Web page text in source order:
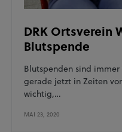
DRK Ortsverein
Blutspende
Blutspenden sind
gerade jetzt in Zeiten
wichtig,…
MAI 23, 2020